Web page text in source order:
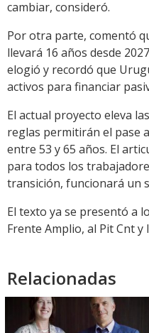
cambiar, consideró.
Por otra parte, comentó
llevará 16 años desde
elogió y recordó que
activos para financiar
El actual proyecto eleva
reglas permitirán el pase
entre 53 y 65 años. El
para todos los
transición, funcionará un
El texto ya se presentó a
Frente Amplio, al Pit Cnt y
Relacionadas